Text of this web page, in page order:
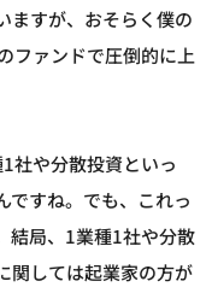
ますが、おそらく僕の
ファンドで圧倒的に上
社や分散投資といっ
ですね。でも、これっ
結局、1業種1社や分散
関しては起業家の方が